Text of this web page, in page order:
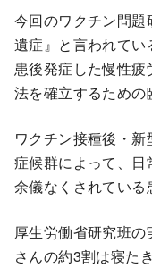
今回のワクチン問
遺症』と言われて
患後発症した慢性
法を確立するための
ワクチン接種後・
症候群によって、
余儀なくされている
厚生労働省研究班
さんの約3割は寝た